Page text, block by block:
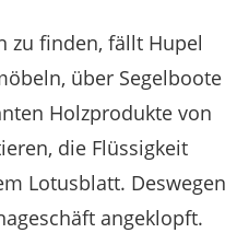
zu finden, fällt Hupel
über Segelboote
Holzprodukte von
die Flüssigkeit
Lotusblatt. Deswegen
angeklopft.